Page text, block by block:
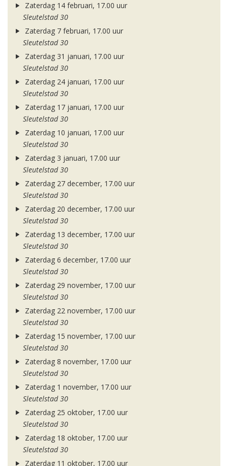
Zaterdag 14 februari, 17.00 uur
Sleutelstad 30
Zaterdag 7 februari, 17.00 uur
Sleutelstad 30
Zaterdag 31 januari, 17.00 uur
Sleutelstad 30
Zaterdag 24 januari, 17.00 uur
Sleutelstad 30
Zaterdag 17 januari, 17.00 uur
Sleutelstad 30
Zaterdag 10 januari, 17.00 uur
Sleutelstad 30
Zaterdag 3 januari, 17.00 uur
Sleutelstad 30
Zaterdag 27 december, 17.00 uur
Sleutelstad 30
Zaterdag 20 december, 17.00 uur
Sleutelstad 30
Zaterdag 13 december, 17.00 uur
Sleutelstad 30
Zaterdag 6 december, 17.00 uur
Sleutelstad 30
Zaterdag 29 november, 17.00 uur
Sleutelstad 30
Zaterdag 22 november, 17.00 uur
Sleutelstad 30
Zaterdag 15 november, 17.00 uur
Sleutelstad 30
Zaterdag 8 november, 17.00 uur
Sleutelstad 30
Zaterdag 1 november, 17.00 uur
Sleutelstad 30
Zaterdag 25 oktober, 17.00 uur
Sleutelstad 30
Zaterdag 18 oktober, 17.00 uur
Sleutelstad 30
Zaterdag 11 oktober, 17.00 uur